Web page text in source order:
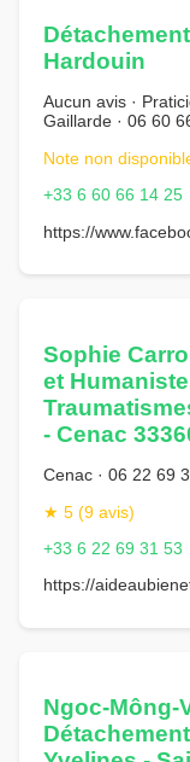
Hardouin
Aucun avis ·
Gaillarde · 06 60
Note non
+33 6 60 66 14 25
https://
Sophie
et
- Cenac
Cenac · 06 22 69
★ 5 (9 avis)
+33 6 22 69 31 53
https://
Ngoc-Mông-